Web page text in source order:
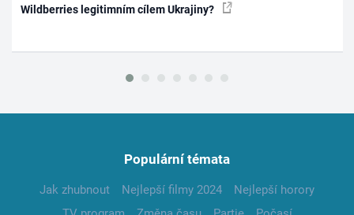
Wildberries legitimním cílem Ukrajiny?
Populární témata
Jak zhubnout Nejlepší filmy 2024
Nejlepší horory